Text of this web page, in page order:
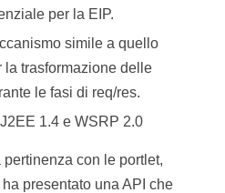
per la EIP.
simile a quello
la trasformazione delle
le fasi di req/res.
1.4 e WSRP 2.0
con le portlet,
presentato una API che